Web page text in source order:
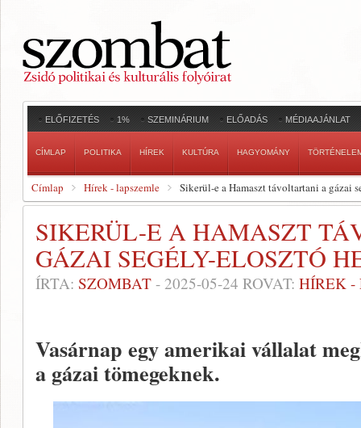
ELŐFIZETÉS 1% SZEMINÁRIUM ELŐADÁS MÉDIAAJÁNLAT
CÍMLAP POLITIKA HÍREK KULTÚRA HAGYOMÁNY
Címlap Hírek - lapszemle Sikerül-e a Hamaszt távoltartani a gázai
SIKERÜL-E A HAMASZT
GÁZAI SEGÉLY-ELOSZTÓ
ÍRTA: SZOMBAT - 2025-05-24 ROVAT: HÍREK -
Vasárnap egy amerikai vállalat
a gázai tömegeknek.